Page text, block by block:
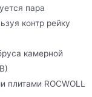
пара
контр рейку
камерной
плитами ROCWOLL